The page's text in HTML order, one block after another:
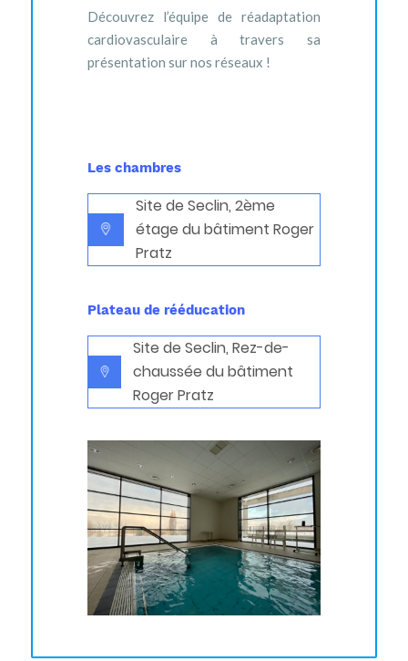
Découvrez l’équipe de réadaptation
cardiovasculaire à travers sa
présentation sur nos réseaux !
Les chambres
Site de Seclin, 2ème
étage du bâtiment Roger
Pratz
Plateau de rééducation
Site de Seclin, Rez-de-
chaussée du bâtiment
Roger Pratz